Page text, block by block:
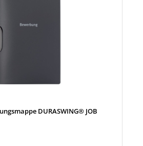
DURASWING® JOB